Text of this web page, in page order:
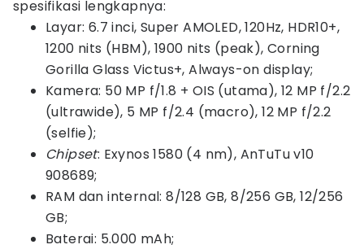
spesifikasi lengkapnya:
Layar: 6.7 inci, Super AMOLED, 120Hz, HDR10+,
1200 nits (HBM), 1900 nits (peak), Corning
Gorilla Glass Victus+, Always-on display;
Kamera: 50 MP f/1.8 + OIS (utama), 12 MP f/2.2
(ultrawide), 5 MP f/2.4 (macro), 12 MP f/2.2
(selfie);
Chipset: Exynos 1580 (4 nm), AnTuTu v10
908689;
RAM dan internal: 8/128 GB, 8/256 GB, 12/256
GB;
Baterai: 5.000 mAh;